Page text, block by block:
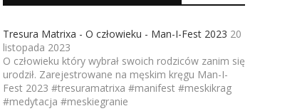
Tresura Matrixa - O człowieku - Man-I-Fest 2023 20
listopada 2023
O człowieku który wybrał swoich rodziców zanim się
urodził. Zarejestrowane na męskim kręgu Man-I-
Fest 2023 #tresuramatrixa #manifest #meskikrag
#medytacja #meskiegranie